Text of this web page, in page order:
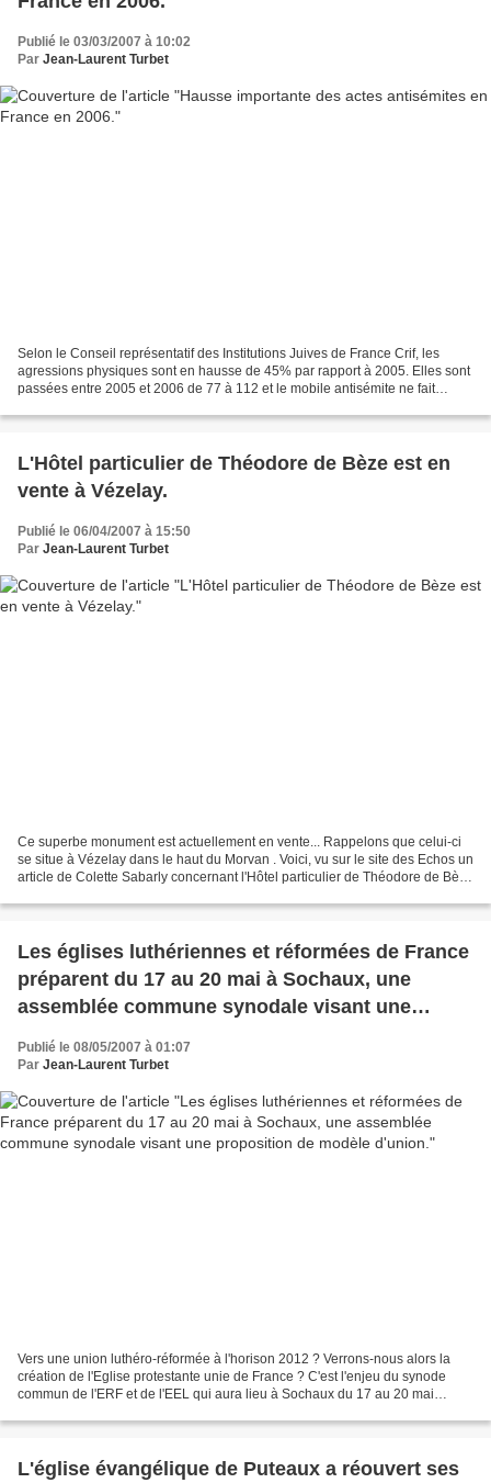
Publié le 03/03/2007 à 10:02
Par Jean-Laurent Turbet
Selon le Conseil représentatif des Institutions Juives de France Crif, les
agressions physiques sont en hausse de 45% par rapport à 2005. Elles sont
passées entre 2005 et 2006 de 77 à 112 et le mobile antisémite ne fait
L'Hôtel particulier de Théodore de Bèze est en
vente à Vézelay.
Publié le 06/04/2007 à 15:50
Par Jean-Laurent Turbet
Ce superbe monument est actuellement en vente... Rappelons que celui-ci
se situe à Vézelay dans le haut du Morvan . Voici, vu sur le site des Echos un
article de Colette Sabarly concernant l'Hôtel particulier de Théodore de Bèze
Les églises luthériennes et réformées de France
préparent du 17 au 20 mai à Sochaux, une
assemblée commune synodale visant une
proposition de modèle d'union.
Publié le 08/05/2007 à 01:07
Par Jean-Laurent Turbet
Vers une union luthéro-réformée à l'horison 2012 ? Verrons-nous alors la
création de l'Eglise protestante unie de France ? C'est l'enjeu du synode
commun de l'ERF et de l'EEL qui aura lieu à Sochaux du 17 au 20 mai
L'église évangélique de Puteaux a réouvert ses